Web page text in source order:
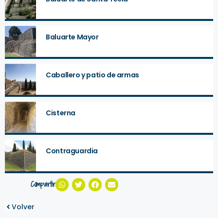
Baluarte Mayor
Caballero y patio de armas
Cisterna
Contraguardia
Compartir
Volver